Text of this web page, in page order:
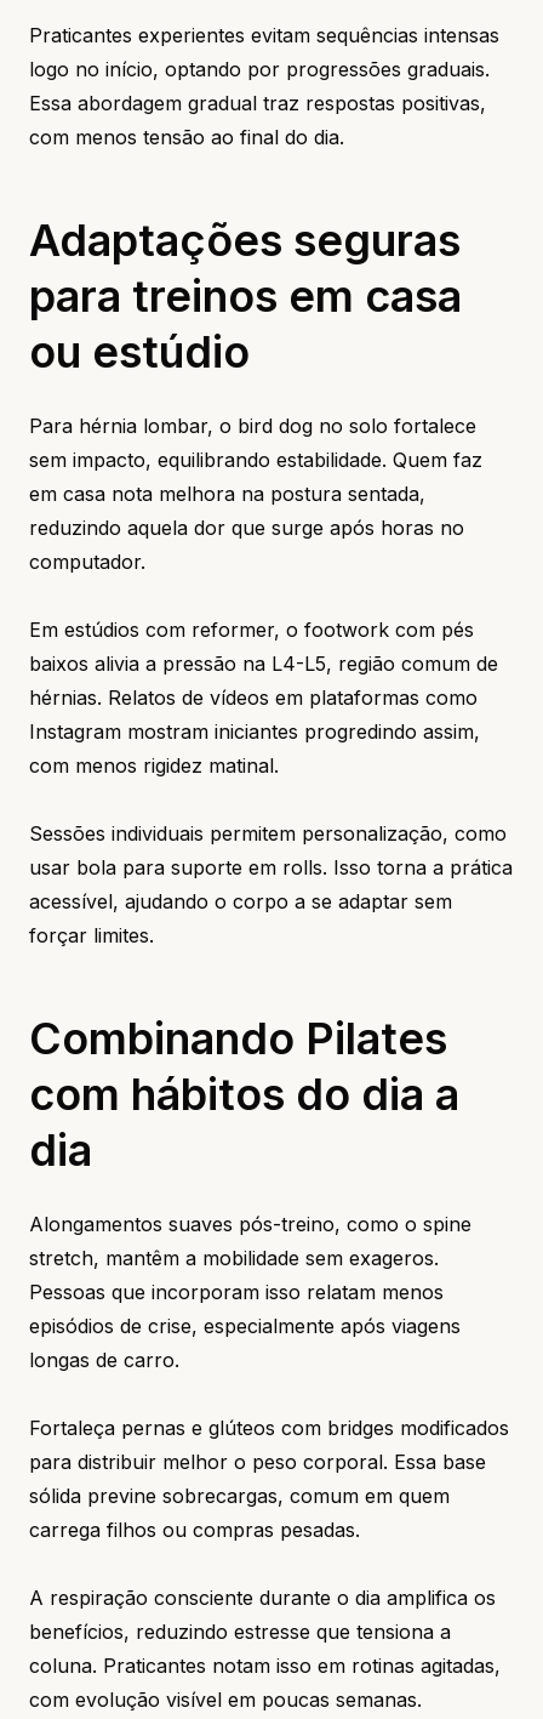
Praticantes experientes evitam sequências intensas
logo no início, optando por progressões graduais.
Essa abordagem gradual traz respostas positivas,
com menos tensão ao final do dia.
Adaptações seguras
para treinos em casa
ou estúdio
Para hérnia lombar, o bird dog no solo fortalece
sem impacto, equilibrando estabilidade. Quem faz
em casa nota melhora na postura sentada,
reduzindo aquela dor que surge após horas no
computador.
Em estúdios com reformer, o footwork com pés
baixos alivia a pressão na L4-L5, região comum de
hérnias. Relatos de vídeos em plataformas como
Instagram mostram iniciantes progredindo assim,
com menos rigidez matinal.
Sessões individuais permitem personalização, como
usar bola para suporte em rolls. Isso torna a prática
acessível, ajudando o corpo a se adaptar sem
forçar limites.
Combinando Pilates
com hábitos do dia a
dia
Alongamentos suaves pós-treino, como o spine
stretch, mantêm a mobilidade sem exageros.
Pessoas que incorporam isso relatam menos
episódios de crise, especialmente após viagens
longas de carro.
Fortaleça pernas e glúteos com bridges modificados
para distribuir melhor o peso corporal. Essa base
sólida previne sobrecargas, comum em quem
carrega filhos ou compras pesadas.
A respiração consciente durante o dia amplifica os
benefícios, reduzindo estresse que tensiona a
coluna. Praticantes notam isso em rotinas agitadas,
com evolução visível em poucas semanas.